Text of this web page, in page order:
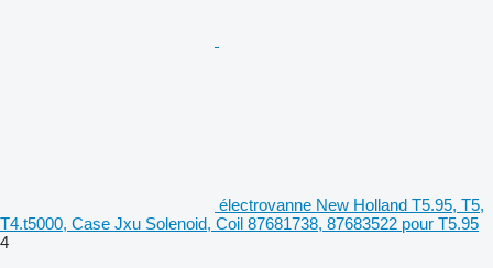
électrovanne New Holland T5.95, T5,
T4.t5000, Case Jxu Solenoid, Coil 87681738, 87683522 pour T5.95
4